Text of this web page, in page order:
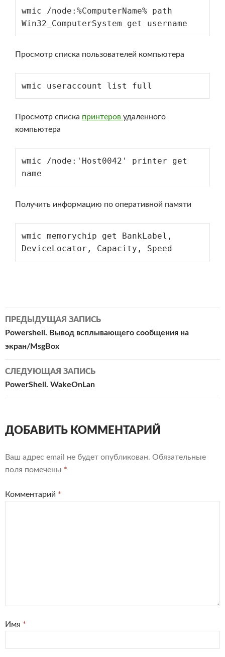
wmic /node:%ComputerName% path
Win32_ComputerSystem get username
Просмотр списка пользователей компьютера
wmic useraccount list full
Просмотр списка принтеров удаленного
компьютера
wmic /node:'Host0042' printer get
name
Получить информацию по оперативной памяти
wmic memorychip get BankLabel,
DeviceLocator, Capacity, Speed
Навигация
по
записям
ПРЕДЫДУЩАЯ ЗАПИСЬ
Powershell. Вывод всплывающего сообщения на
экран/MsgBox
СЛЕДУЮЩАЯ ЗАПИСЬ
PowerShell. WakeOnLan
ДОБАВИТЬ КОММЕНТАРИЙ
Ваш адрес email не будет опубликован. Обязательные
поля помечены *
Комментарий *
Имя *